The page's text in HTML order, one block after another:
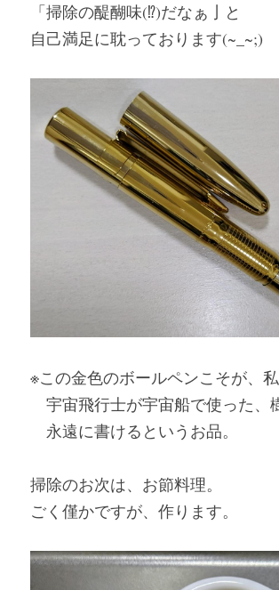
帽子
コスメ
食品
ジュエリー
その他、雑貨
「掃除の醍醐味(⁉)だなぁ亅と
自己満足に耽っております(~_~;)
※この金色のボールペンこそが、私
宇宙飛行士が宇宙船で使った、
永遠に書けるというお品。
掃除のお次は、お節料理。
ごく僅かですが、作ります。